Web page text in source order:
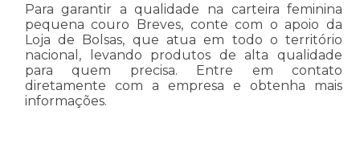
Para garantir a qualidade na carteira feminina
pequena couro Breves, conte com o apoio da
Loja de Bolsas, que atua em todo o território
nacional, levando produtos de alta qualidade
para quem precisa. Entre em contato
diretamente com a empresa e obtenha mais
informações.